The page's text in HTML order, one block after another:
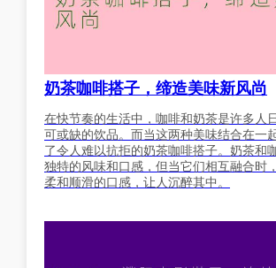
奶茶咖啡搭子，缔造美味新风尚
在快节奏的生活中，咖啡和奶茶是许多人
可或缺的饮品。而当这两种美味结合在一
了令人难以抗拒的奶茶咖啡搭子。奶茶和
独特的风味和口感，但当它们相互融合时
柔和顺滑的口感，让人沉醉其中。